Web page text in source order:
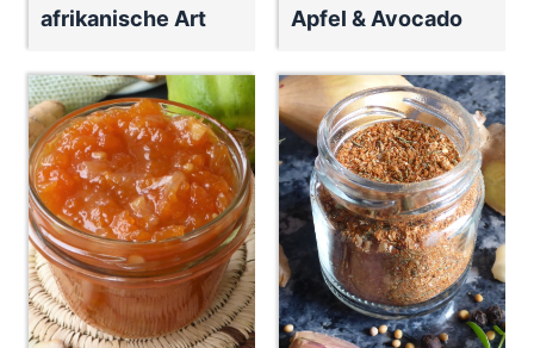
afrikanische Art
Apfel & Avocado